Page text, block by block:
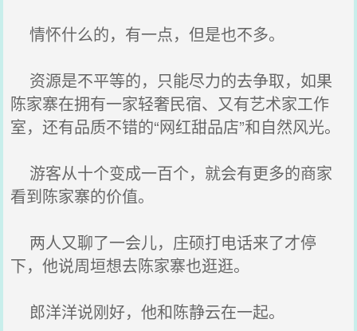
情怀什么的，有一点，但是也不多。
资源是不平等的，只能尽力的去争取，如果
陈家寨在拥有一家轻奢民宿、又有艺术家工作
室，还有品质不错的“网红甜品店”和自然风光。
游客从十个变成一百个，就会有更多的商家
看到陈家寨的价值。
两人又聊了一会儿，庄硕打电话来了才停
下，他说周垣想去陈家寨也逛逛。
郎洋洋说刚好，他和陈静云在一起。